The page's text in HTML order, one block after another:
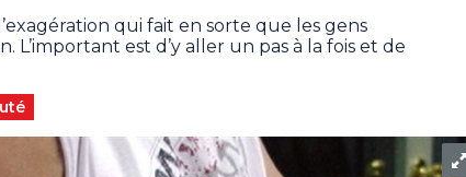
qui fait en sorte que les gens
est d’y aller un pas à la fois et de